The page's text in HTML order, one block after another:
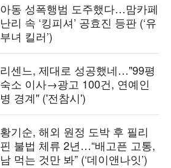
아동 성폭행범 도주했다…맘카페
난리 속 ‘킹피셔’ 공효진 등판 (‘유
부녀 킬러’)
리센느, 제대로 성공했네…"99평
숙소 이사→광고 100건, 연예인
병 경계" ('전참시')
황기순, 해외 원정 도박 후 필리
핀 불법 체류 2년…“배고픈 고통,
남 먹는 것만 봐” (‘데이앤나잇’)